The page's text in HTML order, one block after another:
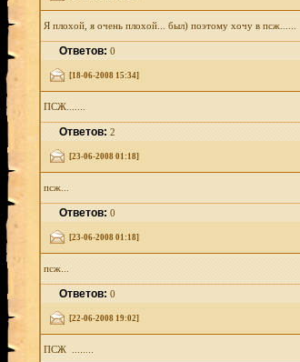
Я плохой, я очень плохой... был) поэтому хочу в псж......
Ответов:0
[18-06-2008 15:34]
ПСЖ.......
Ответов:2
[23-06-2008 01:18]
псж...
Ответов:0
[23-06-2008 01:18]
псж...
Ответов:0
[22-06-2008 19:02]
ПСЖ ........